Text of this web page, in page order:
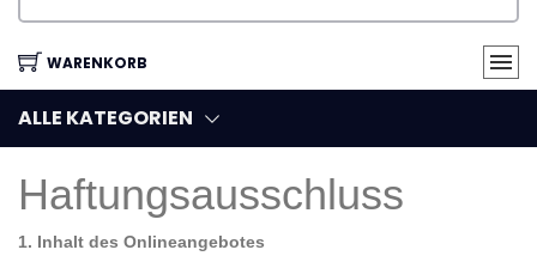
WARENKORB
ALLE KATEGORIEN
Haftungsausschluss
1. Inhalt des Onlineangebotes